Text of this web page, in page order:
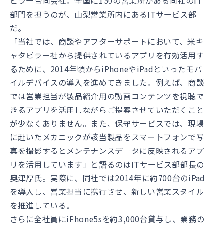
部門を担うのが、山梨営業所内にあるITサービス部
だ。
「当社では、商談やアフターサポートにおいて、米キ
ャタピラー社から提供されているアプリを有効活用す
るために、2014年頃からiPhoneやiPadといったモバ
イルデバイスの導入を進めてきました。例えば、商談
では営業担当が製品紹介用の動画コンテンツを視聴で
きるアプリを活用しながらご提案させていただくこと
が少なくありません。また、保守サービスでは、現場
に赴いたメカニックが該当製品をスマートフォンで写
真を撮影するとメンテナンスデータに反映されるアプ
リを活用しています」と語るのはITサービス部部長の
奥津厚氏。実際に、同社では2014年に約700台のiPad
を導入し、営業担当に携行させ、新しい営業スタイル
を推進している。
さらに全社員にiPhone5sを約3,000台貸与し、業務の